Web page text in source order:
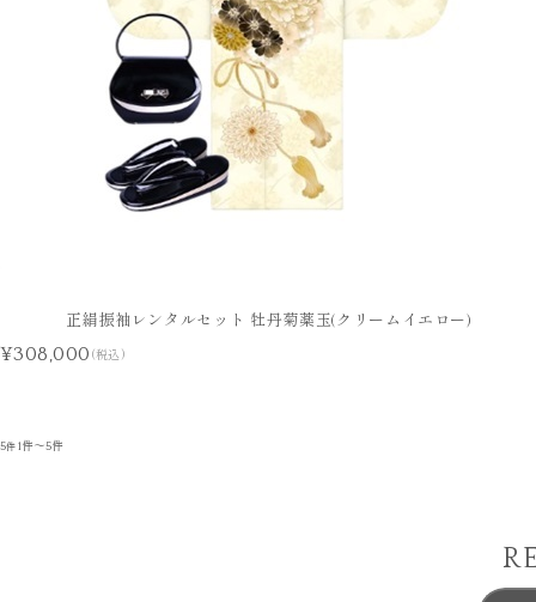
正絹振袖レンタルセット 牡丹菊薬玉(クリームイエロー)
¥308,000 (税込)
5件 1件～5件